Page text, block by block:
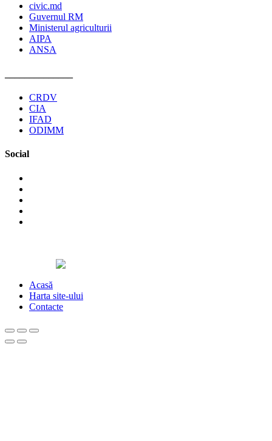
civic.md
Guvernul RM
Ministerul agriculturii
AIPA
ANSA
CRDV
CIA
IFAD
ODIMM
Social
Acasă
Harta site-ului
Contacte